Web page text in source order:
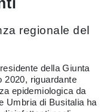
regionale del
della Giunta
2020, riguardante
epidemiologica da
Umbria di Busitalia ha